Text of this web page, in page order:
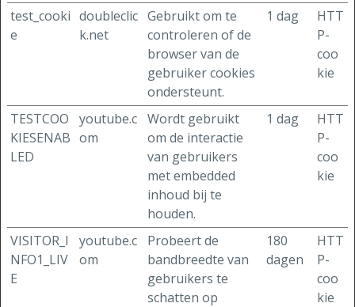
test_cooki
e
doubleclic
k.net
Gebruikt om te
controleren of de
browser van de
gebruiker cookies
ondersteunt.
1 dag
HTT
P-
coo
kie
TESTCOO
KIESENAB
LED
youtube.c
om
Wordt gebruikt
om de interactie
van gebruikers
met embedded
inhoud bij te
houden.
1 dag
HTT
P-
coo
kie
VISITOR_I
NFO1_LIV
E
youtube.c
om
Probeert de
bandbreedte van
gebruikers te
schatten op
180
dagen
HTT
P-
coo
kie